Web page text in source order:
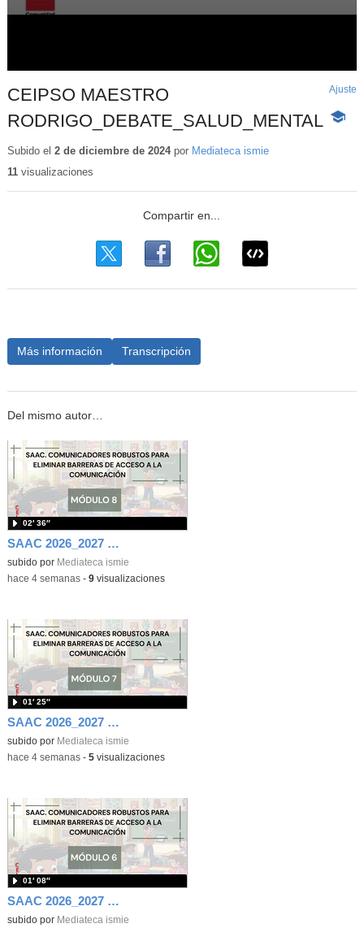
CEIPSO MAESTRO
RODRIGO_DEBATE_SALUD_MENTAL -
Ajuste
Subido el 2 de diciembre de 2024por Mediateca ismie
11visualizaciones
Más información Transcripción
Del mismo autor…
SAAC 2026_2027 Módulo 8
subido por Mediateca ismie
02′ 36″
-hace 4 semanas- 9visualizaciones
SAAC 2026_2027 Módulo 7
subido por Mediateca ismie
01′ 25″
-hace 4 semanas- 5visualizaciones
SAAC 2026_2027 Módulo 6
subido por Mediateca ismie
01′ 08″